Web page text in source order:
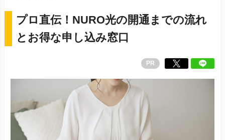
プロ直伝！NURO光の開通までの流れ
とお得な申し込み窓口
PR